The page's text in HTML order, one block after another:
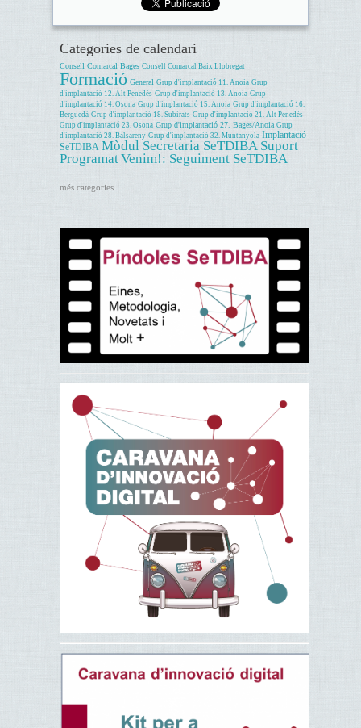
Categories de calendari
Consell Comarcal Bages Consell Comarcal Baix Llobregat
Formació General Grup d'implantació 11. Anoia Grup
d'implantació 12. Alt Penedès Grup d'implantació 13. Anoia Grup
d'implantació 14. Osona Grup d'implantació 15. Anoia Grup d'implantació 16.
Berguedà Grup d'implantació 18. Subirats Grup d'implantació 21. Alt Penedès
Grup d'implantació 23. Osona Grup d'implantació 27. Bages/Anoia Grup
d'implantació 28. Balsareny Grup d'implantació 32. Muntanyola Implantació
SeTDIBA Mòdul Secretaria SeTDIBA Suport
ProgramatVenim!: Seguiment SeTDIBA
més categories